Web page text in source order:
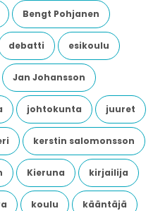
Bengt Pohjanen
debatti esikoulu
Jan Johansson
johtokunta juuret
kerstin salomonsson
Kieruna kirjailija
koulu kääntäjä